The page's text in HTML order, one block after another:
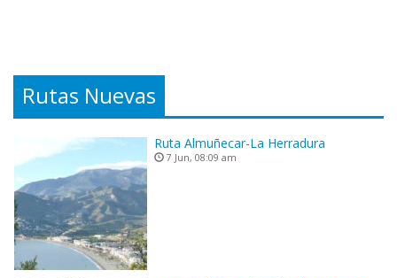
Rutas Nuevas
Ruta Almuñecar-La Herradura
7 Jun, 08:09 am